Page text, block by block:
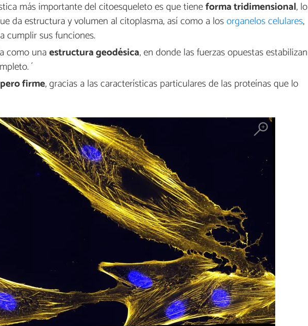
más importante del citoesqueleto es que tieneforma tridimensional, lo
da estructura y volumen al citoplasma, así como a losorganelos celulares,
cumplir sus funciones.
como unaestructura geodésica, en donde las fuerzas opuestas estabilizan
´
firme, gracias a las características particulares de las proteínas que lo